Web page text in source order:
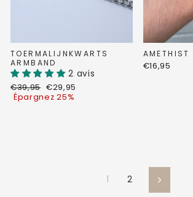
TOERMALIJNKWARTS
ARMBAND
2 avis
Prix
régulier
€39,95 Prix
réduit
€29,95
Épargnez 25%
AMETHIST
€16,95
1 2 Suivant